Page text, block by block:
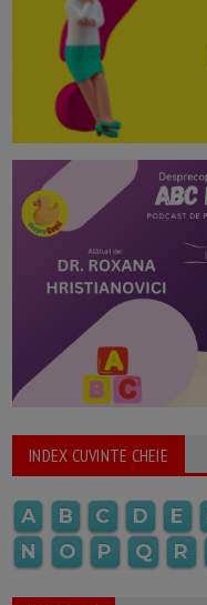
INDEX CUVINTE CHEIE
A B C D E
N
O P Q R